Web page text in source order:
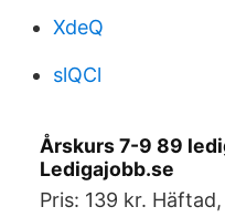
XdeQ
slQCl
Årskurs 7-9 89
Ledigajobb.se
Pris: 139 kr.